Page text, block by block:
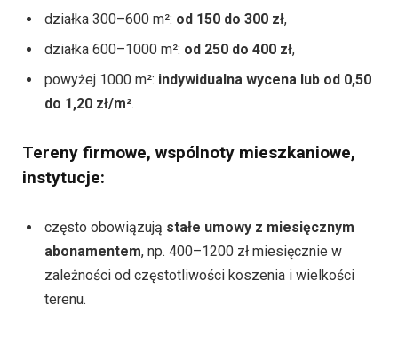
działka 300–600 m²: od 150 do 300 zł,
działka 600–1000 m²: od 250 do 400 zł,
powyżej 1000 m²: indywidualna wycena lub od 0,50
do 1,20 zł/m².
Tereny firmowe, wspólnoty mieszkaniowe,
instytucje:
często obowiązują stałe umowy z miesięcznym
abonamentem, np. 400–1200 zł miesięcznie w
zależności od częstotliwości koszenia i wielkości
terenu.